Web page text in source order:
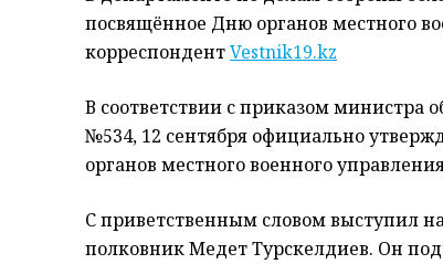
посвящённое Дню органов местного
корреспондентVestnik19.kz
В соответствии с приказом министра
№534, 12 сентября официально
органов местного военного
С приветственным словом выступил
полковник Медет Турскелдиев. Он